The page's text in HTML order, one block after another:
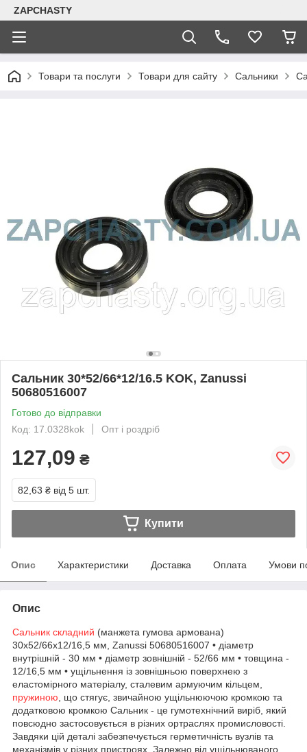
ZAPCHASTY
Товари та послуги Товари для сайту Сальники
Сальник 30*52/66*12/16.5 KOK, Zanussi
50680516007
Готово до відправки
Код: 17.0328kok
Опт і роздріб
127,09 ₴
82,63 ₴ від 5 шт.
Купити
Опис Характеристики Доставка Оплата Умови
Опис
Сальник складний (манжета гумова армована)
30x52/66x12/16,5 мм, Zanussi 50680516007 • діаметр
внутрішній - 30 мм • діаметр зовнішній - 52/66 мм • товщина -
12/16,5 мм • ущільнення із зовнішньою поверхнею з
еластомірного матеріалу, сталевим армуючим кільцем,
пружиною , що стягує, звичайною ущільнюючою кромкою та
додатковою кромкою Сальник - це гумотехнічний виріб, який
повсюдно застосовується в різних ортраслях промисловості.
Завдяки цій деталі забезпечується герметичність вузлів та
механізмів у різних пристроях. Залежно від ущільнюваного